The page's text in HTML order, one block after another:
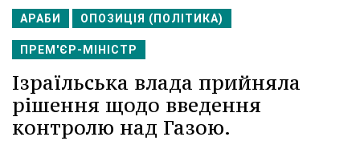
АРАБИ ОПОЗИЦІЯ (ПОЛІТИКА)
ПРЕМ'ЄР-МІНІСТР
Ізраїльська влада прийняла
рішення щодо введення
контролю над Газою.